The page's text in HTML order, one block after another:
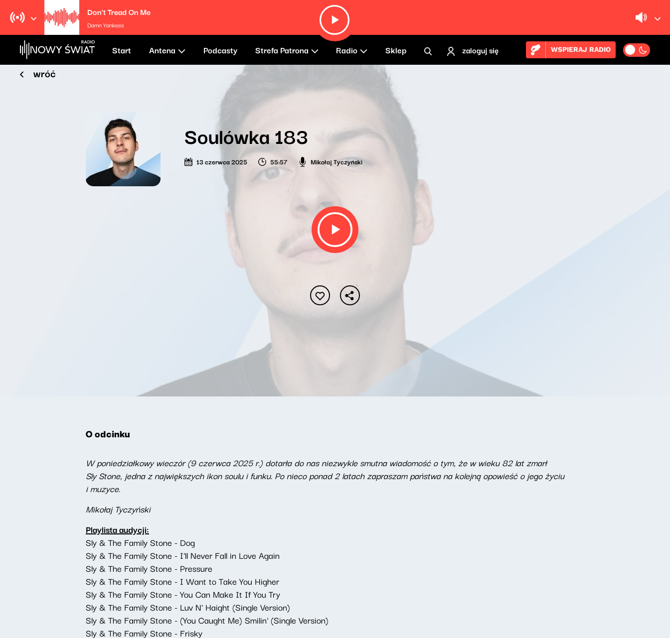
Don't Tread On Me
Damn Yankees
Start Antena Podcasty Strefa Patrona Radio Sklep zaloguj się WSPIERAJ RADIO
wróć
Soulówka 183
13 czerwca 2025 55:57 Mikołaj Tyczyński
O odcinku
W poniedziałkowy wieczór (9 czerwca 2025 r.) dotarła do nas niezwykle smutna wiadomość o tym, że w wieku 82 lat zmarł
Sly Stone, jedna z największych ikon soulu i funku. Po nieco ponad 2 latach zapraszam państwa na kolejną opowieść o jego życiu
i muzyce.
Mikołaj Tyczyński
Playlista audycji:
Sly & The Family Stone - Dog
Sly & The Family Stone - I'll Never Fall in Love Again
Sly & The Family Stone - Pressure
Sly & The Family Stone - I Want to Take You Higher
Sly & The Family Stone - You Can Make It If You Try
Sly & The Family Stone - Luv N' Haight (Single Version)
Sly & The Family Stone - (You Caught Me) Smilin' (Single Version)
Sly & The Family Stone - Frisky